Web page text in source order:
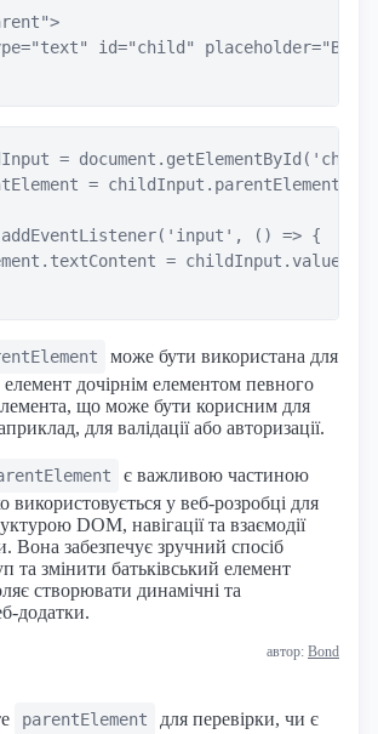
id="child"
=
= childInput.parentElement;
() => {
= childInput.value;
може бути використана для
елемент дочірнім елементом певного
що може бути корисним для
для валідації або авторизації.
є важливою частиною
у веб-розробці для
DOM, навігації та взаємодії
Вона забезпечує зручний спосіб
та змінити батьківський елемент
створювати динамічні та
додатки.
автор: Bond
parentElement
для перевірки, чи є